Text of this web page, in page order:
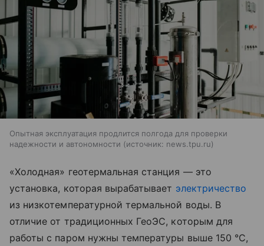
Опытная эксплуатация продлится полгода для проверки
надежности и автономности
источник: news.tpu.ru
«Холодная» геотермальная станция — это
установка, которая вырабатывает электричество
из низкотемпературной термальной воды. В
отличие от традиционных ГеоЭС, которым для
работы с паром нужны температуры выше 150 °C,